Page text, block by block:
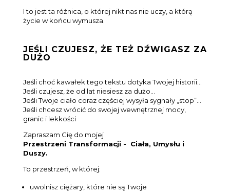
I to jest ta różnica, o której nikt nas nie uczy, a którą
życie w końcu wymusza.
JEŚLI CZUJESZ, ŻE TEŻ DŹWIGASZ ZA
DUŻO
Jeśli choć kawałek tego tekstu dotyka Twojej historii…
Jeśli czujesz, że od lat niesiesz za dużo…
Jeśli Twoje ciało coraz częściej wysyła sygnały „stop”…
Jeśli chcesz wrócić do swojej wewnętrznej mocy,
granic i lekkości
Zapraszam Cię do mojej
Przestrzeni Transformacji - Ciała, Umysłu i
Duszy.
To przestrzeń, w której:
uwolnisz ciężary, które nie są Twoje